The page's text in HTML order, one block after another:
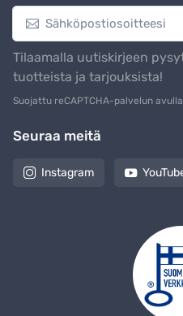
Tilaamalla uutiskirjeen
tuotteista ja tarjouksista!
Suojattu reCAPTCHA-palvelun
Seuraa meitä
Instagram